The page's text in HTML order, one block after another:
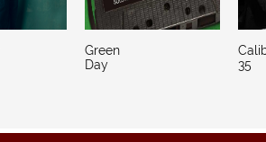
Green
Day
35